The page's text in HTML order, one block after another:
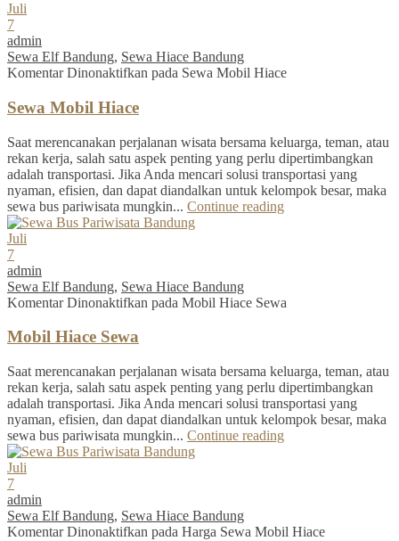
Juli
7
admin
Sewa Elf Bandung, Sewa Hiace Bandung
Komentar Dinonaktifkan pada Sewa Mobil Hiace
Sewa Mobil Hiace
Saat merencanakan perjalanan wisata bersama keluarga, teman, atau
rekan kerja, salah satu aspek penting yang perlu dipertimbangkan
adalah transportasi. Jika Anda mencari solusi transportasi yang
nyaman, efisien, dan dapat diandalkan untuk kelompok besar, maka
sewa bus pariwisata mungkin... Continue reading
Juli
7
admin
Sewa Elf Bandung, Sewa Hiace Bandung
Komentar Dinonaktifkan pada Mobil Hiace Sewa
Mobil Hiace Sewa
Saat merencanakan perjalanan wisata bersama keluarga, teman, atau
rekan kerja, salah satu aspek penting yang perlu dipertimbangkan
adalah transportasi. Jika Anda mencari solusi transportasi yang
nyaman, efisien, dan dapat diandalkan untuk kelompok besar, maka
sewa bus pariwisata mungkin... Continue reading
Juli
7
admin
Sewa Elf Bandung, Sewa Hiace Bandung
Komentar Dinonaktifkan pada Harga Sewa Mobil Hiace